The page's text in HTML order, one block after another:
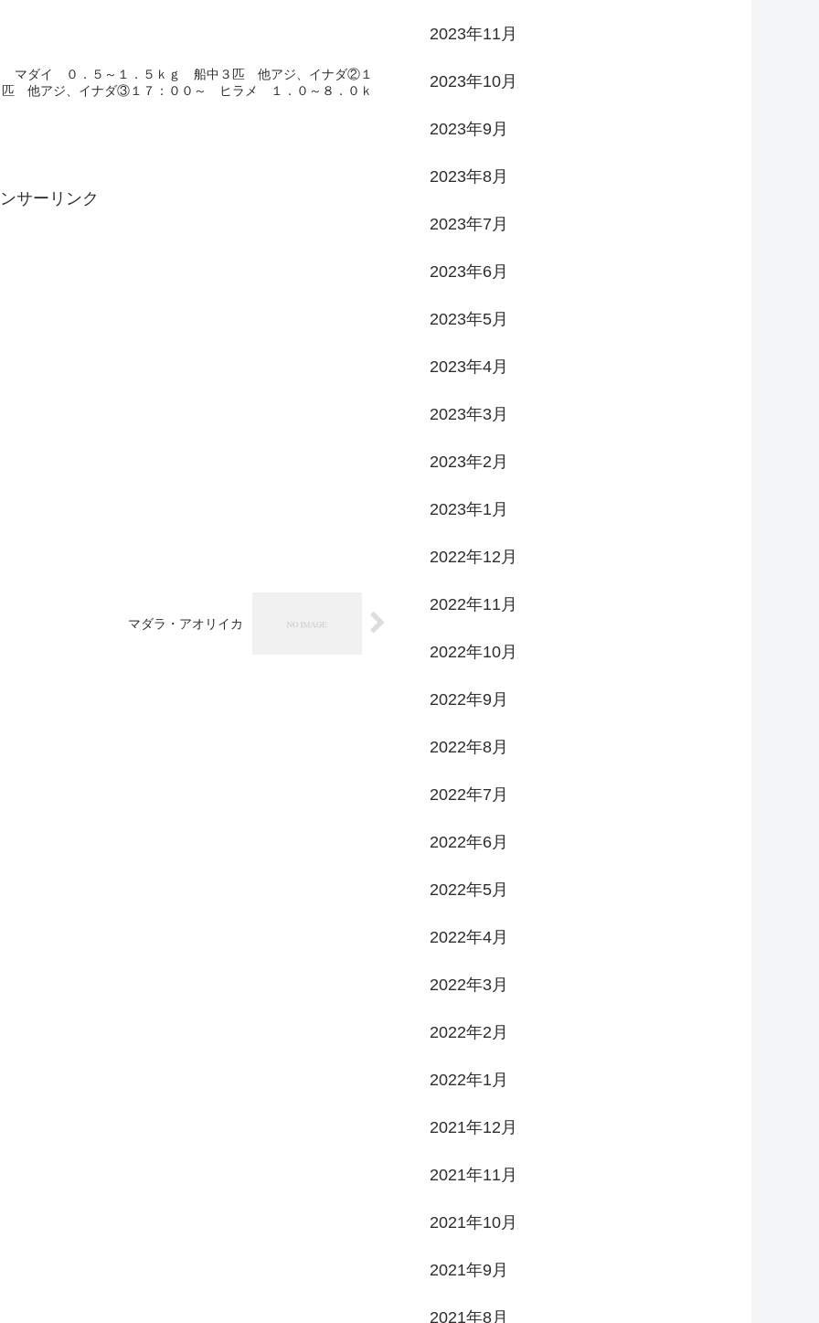
マダイ ０．５～１．５ｋｇ 船中３匹 他アジ、イナダ②１
他アジ、イナダ③１７：００～ ヒラメ １．０～８．０ｋ
サーリンク
マダラ・アオリイカ
2023年11月
2023年10月
2023年9月
2023年8月
2023年7月
2023年6月
2023年5月
2023年4月
2023年3月
2023年2月
2023年1月
2022年12月
2022年11月
2022年10月
2022年9月
2022年8月
2022年7月
2022年6月
2022年5月
2022年4月
2022年3月
2022年2月
2022年1月
2021年12月
2021年11月
2021年10月
2021年9月
2021年8月